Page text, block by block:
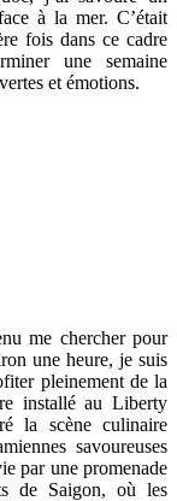
à la mer. C’était
fois dans ce cadre
une semaine
et émotions.
me chercher pour
une heure, je suis
pleinement de la
installé au Liberty
la scène culinaire
savoureuses
par une promenade
de Saigon, où les